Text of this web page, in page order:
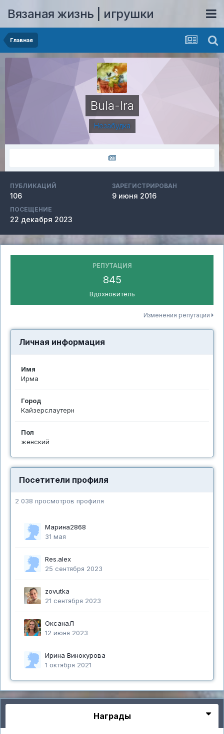
Вязаная жизнь | игрушки
Главная
Bula-Ira
Незабудка
ПУБЛИКАЦИЙ
106
ЗАРЕГИСТРИРОВАН
9 июня 2016
ПОСЕЩЕНИЕ
22 декабря 2023
РЕПУТАЦИЯ
845
Вдохновитель
Изменения репутации
Личная информация
Имя
Ирма
Город
Кайзерслаутерн
Пол
женский
Посетители профиля
2 038 просмотров профиля
Марина2868
31 мая
Res.alex
25 сентября 2023
zovutka
21 сентября 2023
ОксанаЛ
12 июня 2023
Ирина Винокурова
1 октября 2021
Награды